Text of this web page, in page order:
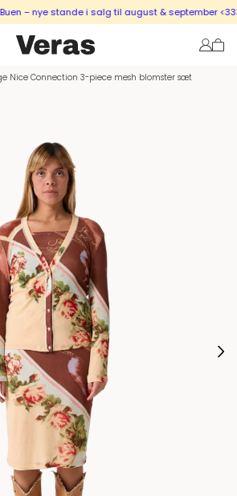
– nye stande i salg til august & september <333
Nice Connection 3-piece mesh blomster sæt